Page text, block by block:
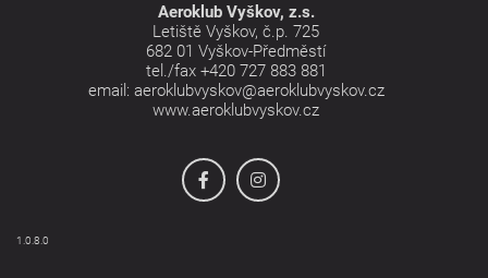
Aeroklub Vyškov, z.s.
Letiště Vyškov, č.p. 725
682 01 Vyškov-Předměstí
tel./fax +420 727 883 881
email: aeroklubvyskov@aeroklubvyskov.cz
www.aeroklubvyskov.cz
1.0.8.0